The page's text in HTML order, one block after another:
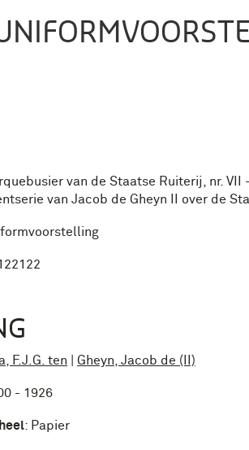
van de Staatse Ruiterij, nr. VII
van Jacob de Gheyn II over de
F.J.G. ten Gheyn, Jacob de (II)
- 1926
: Papier